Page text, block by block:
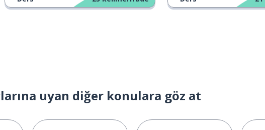
uyan diğer konulara göz at